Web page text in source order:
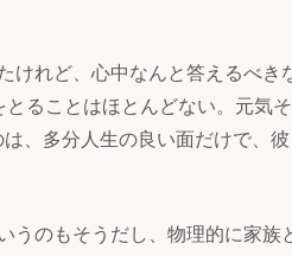
けれど、心中なんと答えるべき
ることはほとんどない。元気
、多分人生の良い面だけで、
うのもそうだし、物理的に家族